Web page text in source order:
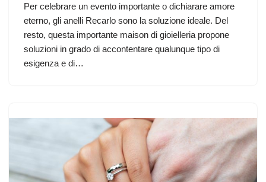
Per celebrare un evento importante o dichiarare amore
eterno, gli anelli Recarlo sono la soluzione ideale. Del
resto, questa importante maison di gioielleria propone
soluzioni in grado di accontentare qualunque tipo di
esigenza e di…